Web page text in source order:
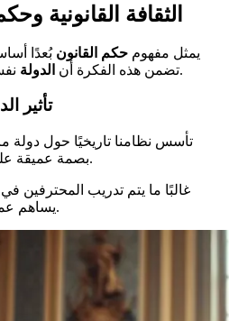
الثقافة القانونية
يمثل مفهوم حكم القانون بُعدًا
تضمن هذه الفكرة أن الدولة نفسها تحترم القواعد التي تضعها.
تأثير
تأسس نظامنا تاريخيًا حول دولة
بصمة عميقةالفرنسيين.
غالبًا ما يتم تدريب المحترفين في
يساهم عملهم بنشاط في وضع المعايير.